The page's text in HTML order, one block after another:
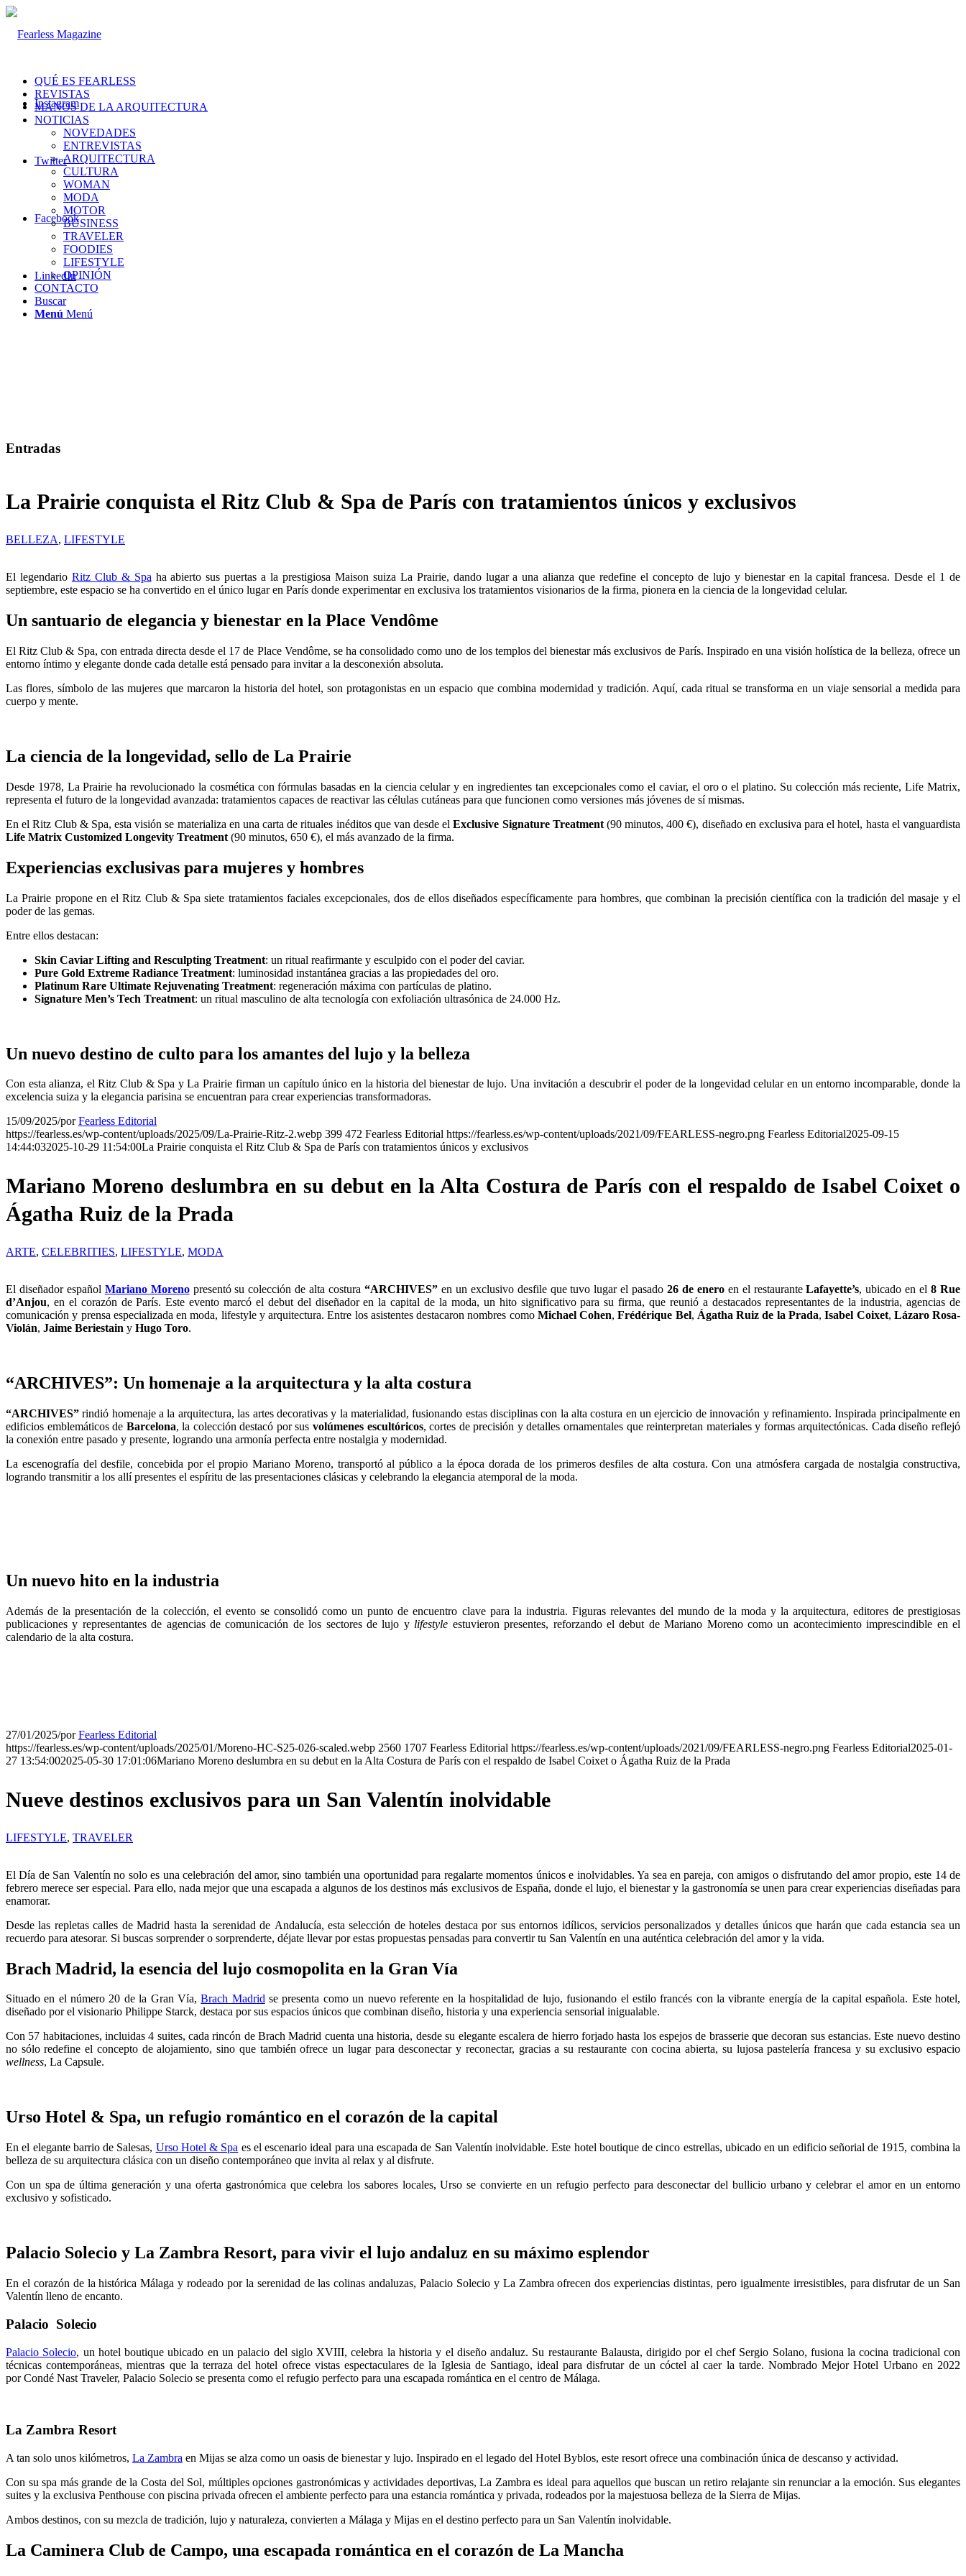
Instagram
Twitter
Facebook
LinkedIn
QUÉ ES FEARLESS
REVISTAS
MANOS DE LA ARQUITECTURA
NOTICIAS
NOVEDADES
ENTREVISTAS
ARQUITECTURA
CULTURA
WOMAN
MODA
MOTOR
BUSINESS
TRAVELER
FOODIES
LIFESTYLE
OPINIÓN
CONTACTO
Buscar
Menú Menú
Entradas
La Prairie conquista el Ritz Club & Spa de París con tratamientos únicos y exclusivos
BELLEZA, LIFESTYLE
El legendario Ritz Club & Spa ha abierto sus puertas a la prestigiosa Maison suiza La Prairie, dando lugar a una alianza que redefine el concepto de lujo y bienestar en la capital francesa. Desde el 1 de
septiembre, este espacio se ha convertido en el único lugar en París donde experimentar en exclusiva los tratamientos visionarios de la firma, pionera en la ciencia de la longevidad celular.
Un santuario de elegancia y bienestar en la Place Vendôme
El Ritz Club & Spa, con entrada directa desde el 17 de Place Vendôme, se ha consolidado como uno de los templos del bienestar más exclusivos de París. Inspirado en una visión holística de la belleza, ofrece un
entorno íntimo y elegante donde cada detalle está pensado para invitar a la desconexión absoluta.
Las flores, símbolo de las mujeres que marcaron la historia del hotel, son protagonistas en un espacio que combina modernidad y tradición. Aquí, cada ritual se transforma en un viaje sensorial a medida para
cuerpo y mente.
La ciencia de la longevidad, sello de La Prairie
Desde 1978, La Prairie ha revolucionado la cosmética con fórmulas basadas en la ciencia celular y en ingredientes tan excepcionales como el caviar, el oro o el platino. Su colección más reciente, Life Matrix,
representa el futuro de la longevidad avanzada: tratamientos capaces de reactivar las células cutáneas para que funcionen como versiones más jóvenes de sí mismas.
En el Ritz Club & Spa, esta visión se materializa en una carta de rituales inéditos que van desde elExclusive Signature Treatment(90 minutos, 400 €), diseñado en exclusiva para el hotel, hasta el vanguardista
Life Matrix Customized Longevity Treatment (90 minutos, 650 €), el más avanzado de la firma.
Experiencias exclusivas para mujeres y hombres
La Prairie propone en el Ritz Club & Spa siete tratamientos faciales excepcionales, dos de ellos diseñados específicamente para hombres, que combinan la precisión científica con la tradición del masaje y el
poder de las gemas.
Entre ellos destacan:
Skin Caviar Lifting and Resculpting Treatment: un ritual reafirmante y esculpido con el poder del caviar.
Pure Gold Extreme Radiance Treatment: luminosidad instantánea gracias a las propiedades del oro.
Platinum Rare Ultimate Rejuvenating Treatment: regeneración máxima con partículas de platino.
Signature Men’s Tech Treatment: un ritual masculino de alta tecnología con exfoliación ultrasónica de 24.000 Hz.
Un nuevo destino de culto para los amantes del lujo y la belleza
Con esta alianza, el Ritz Club & Spa y La Prairie firman un capítulo único en la historia del bienestar de lujo. Una invitación a descubrir el poder de la longevidad celular en un entorno incomparable, donde la
excelencia suiza y la elegancia parisina se encuentran para crear experiencias transformadoras.
15/09/2025/porFearless Editorial
https://fearless.es/wp-content/uploads/2025/09/La-Prairie-Ritz-2.webp 399 472 Fearless Editorial https://fearless.es/wp-content/uploads/2021/09/FEARLESS-negro.png Fearless Editorial2025-09-15
14:44:032025-10-29 11:54:00La Prairie conquista el Ritz Club & Spa de París con tratamientos únicos y exclusivos
Mariano Moreno deslumbra en su debut en la Alta Costura de París con el respaldo de Isabel Coixet o
Ágatha Ruiz de la Prada
ARTE, CELEBRITIES, LIFESTYLE, MODA
El diseñador español Mariano Morenopresentó su colección de alta costura “ARCHIVES”en un exclusivo desfile que tuvo lugar el pasado26 de eneroen el restauranteLafayette’s, ubicado en el8 Rue
d’Anjou, en el corazón de París. Este evento marcó el debut del diseñador en la capital de la moda, un hito significativo para su firma, que reunió a destacados representantes de la industria, agencias de
comunicación y prensa especializada en moda, lifestyle y arquitectura. Entre los asistentes destacaron nombres como Michael Cohen,Frédérique Bel, Ágatha Ruiz de la Prada,Isabel Coixet, Lázaro Rosa-
Violán, Jaime Beriestain y Hugo Toro.
“ARCHIVES”: Un homenaje a la arquitectura y la alta costura
“ARCHIVES” rindió homenaje a la arquitectura, las artes decorativas y la materialidad, fusionando estas disciplinas con la alta costura en un ejercicio de innovación y refinamiento. Inspirada principalmente en
edificios emblemáticos de Barcelona, la colección destacó por susvolúmenes escultóricos, cortes de precisión y detalles ornamentales que reinterpretan materiales y formas arquitectónicas. Cada diseño reflejó
la conexión entre pasado y presente, logrando una armonía perfecta entre nostalgia y modernidad.
La escenografía del desfile, concebida por el propio Mariano Moreno, transportó al público a la época dorada de los primeros desfiles de alta costura. Con una atmósfera cargada de nostalgia constructiva,
logrando transmitir a los allí presentes el espíritu de las presentaciones clásicas y celebrando la elegancia atemporal de la moda.
Un nuevo hito en la industria
Además de la presentación de la colección, el evento se consolidó como un punto de encuentro clave para la industria. Figuras relevantes del mundo de la moda y la arquitectura, editores de prestigiosas
publicaciones y representantes de agencias de comunicación de los sectores de lujo y lifestyle estuvieron presentes, reforzando el debut de Mariano Moreno como un acontecimiento imprescindible en el
calendario de la alta costura.
27/01/2025/porFearless Editorial
https://fearless.es/wp-content/uploads/2025/01/Moreno-HC-S25-026-scaled.webp 2560 1707 Fearless Editorial https://fearless.es/wp-content/uploads/2021/09/FEARLESS-negro.png Fearless Editorial2025-01-
27 13:54:002025-05-30 17:01:06Mariano Moreno deslumbra en su debut en la Alta Costura de París con el respaldo de Isabel Coixet o Ágatha Ruiz de la Prada
Nueve destinos exclusivos para un San Valentín inolvidable
LIFESTYLE, TRAVELER
El Día de San Valentín no solo es una celebración del amor, sino también una oportunidad para regalarte momentos únicos e inolvidables. Ya sea en pareja, con amigos o disfrutando del amor propio, este 14 de
febrero merece ser especial. Para ello, nada mejor que una escapada a algunos de los destinos más exclusivos de España, donde el lujo, el bienestar y la gastronomía se unen para crear experiencias diseñadas para
enamorar.
Desde las repletas calles de Madrid hasta la serenidad de Andalucía, esta selección de hoteles destaca por sus entornos idílicos, servicios personalizados y detalles únicos que harán que cada estancia sea un
recuerdo para atesorar. Si buscas sorprender o sorprenderte, déjate llevar por estas propuestas pensadas para convertir tu San Valentín en una auténtica celebración del amor y la vida.
Brach Madrid, la esencia del lujo cosmopolita en la Gran Vía
Situado en el número 20 de la Gran Vía,Brach Madridse presenta como un nuevo referente en la hospitalidad de lujo, fusionando el estilo francés con la vibrante energía de la capital española. Este hotel,
diseñado por el visionario Philippe Starck, destaca por sus espacios únicos que combinan diseño, historia y una experiencia sensorial inigualable.
Con 57 habitaciones, incluidas 4 suites, cada rincón de Brach Madrid cuenta una historia, desde su elegante escalera de hierro forjado hasta los espejos de brasserie que decoran sus estancias. Este nuevo destino
no sólo redefine el concepto de alojamiento, sino que también ofrece un lugar para desconectar y reconectar, gracias a su restaurante con cocina abierta, su lujosa pastelería francesa y su exclusivo espacio
wellness, La Capsule.
Urso Hotel & Spa, un refugio romántico en el corazón de la capital
En el elegante barrio de Salesas, Urso Hotel & Spa es el escenario ideal para una escapada de San Valentín inolvidable. Este hotel boutique de cinco estrellas, ubicado en un edificio señorial de 1915, combina la
belleza de su arquitectura clásica con un diseño contemporáneo que invita al relax y al disfrute.
Con un spa de última generación y una oferta gastronómica que celebra los sabores locales, Urso se convierte en un refugio perfecto para desconectar del bullicio urbano y celebrar el amor en un entorno
exclusivo y sofisticado.
Palacio Solecio y La Zambra Resort, para vivir el lujo andaluz en su máximo esplendor
En el corazón de la histórica Málaga y rodeado por la serenidad de las colinas andaluzas, Palacio Solecio y La Zambra ofrecen dos experiencias distintas, pero igualmente irresistibles, para disfrutar de un San
Valentín lleno de encanto.
Palacio Solecio
Palacio Solecio, un hotel boutique ubicado en un palacio del siglo XVIII, celebra la historia y el diseño andaluz. Su restaurante Balausta, dirigido por el chef Sergio Solano, fusiona la cocina tradicional con
técnicas contemporáneas, mientras que la terraza del hotel ofrece vistas espectaculares de la Iglesia de Santiago, ideal para disfrutar de un cóctel al caer la tarde. Nombrado Mejor Hotel Urbano en 2022
por Condé Nast Traveler, Palacio Solecio se presenta como el refugio perfecto para una escapada romántica en el centro de Málaga.
La Zambra Resort
A tan solo unos kilómetros, La Zambra en Mijas se alza como un oasis de bienestar y lujo. Inspirado en el legado del Hotel Byblos, este resort ofrece una combinación única de descanso y actividad.
Con su spa más grande de la Costa del Sol, múltiples opciones gastronómicas y actividades deportivas, La Zambra es ideal para aquellos que buscan un retiro relajante sin renunciar a la emoción. Sus elegantes
suites y la exclusiva Penthouse con piscina privada ofrecen el ambiente perfecto para una estancia romántica y privada, rodeados por la majestuosa belleza de la Sierra de Mijas.
Ambos destinos, con su mezcla de tradición, lujo y naturaleza, convierten a Málaga y Mijas en el destino perfecto para un San Valentín inolvidable.
La Caminera Club de Campo, una escapada romántica en el corazón de La Mancha